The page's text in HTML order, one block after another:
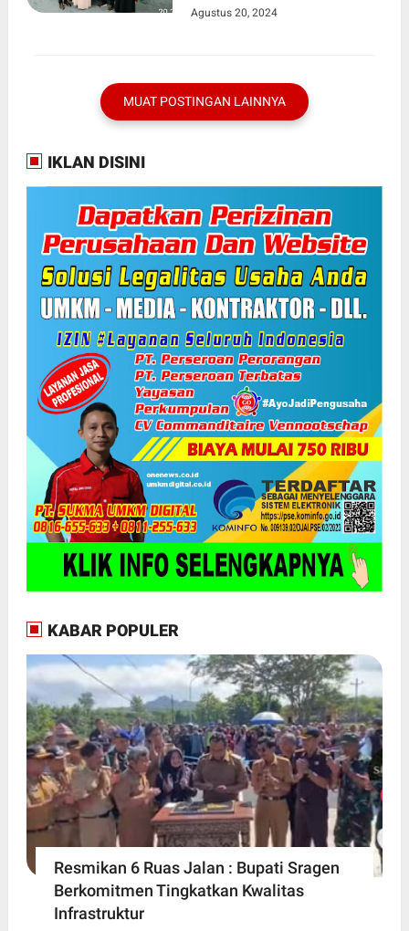
Agustus 20, 2024
MUAT POSTINGAN LAINNYA
IKLAN DISINI
KABAR POPULER
Resmikan 6 Ruas Jalan : Bupati Sragen
Berkomitmen Tingkatkan Kwalitas
Infrastruktur